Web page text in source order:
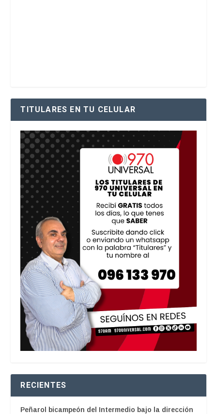
TITULARES EN TU CELULAR
RECIENTES
Peñarol bicampeón del Intermedio bajo la dirección